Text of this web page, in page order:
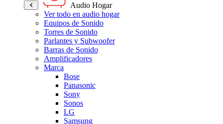
Audio Hogar
Ver todo en audio hogar
Equipos de Sonido
Torres de Sonido
Parlantes y Subwoofer
Barras de Sonido
Amplificadores
Marca
Bose
Panasonic
Sony
Sonos
LG
Samsung